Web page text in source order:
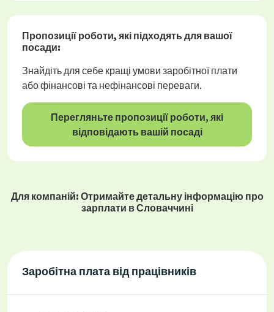
Пропозиції роботи, які підходять для вашої
посади:
Знайдіть для себе кращі умови заробітної плати
або фінансові та нефінансові переваги.
Перегляньте пропозиції роботи, які
відповідають вашій посаді
Для компаній: Отримайте детальну інформацію про
зарплати в Словаччині
Заробітна плата від працівників